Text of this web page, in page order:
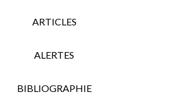
ARTICLES
ALERTES
BIBLIOGRAPHIE